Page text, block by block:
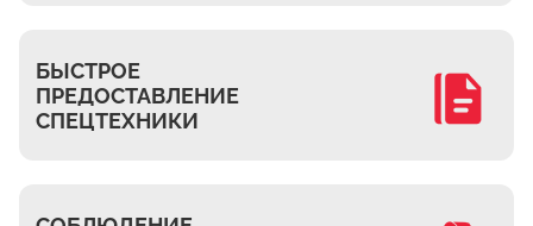
Токарёво
Жилино-1
БЫСТРОЕ
ПРЕДОСТАВЛЕНИЕ
СПЕЦТЕХНИКИ